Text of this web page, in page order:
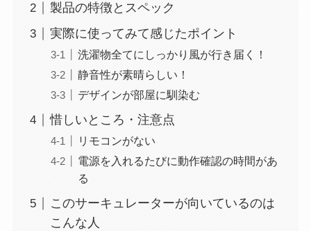
製品の特徴とスペック
実際に使ってみて感じたポイント
洗濯物全てにしっかり風が行き届く！
静音性が素晴らしい！
デザインが部屋に馴染む
惜しいところ・注意点
リモコンがない
電源を入れるたびに動作確認の時間があ
る
このサーキュレーターが向いているのは
こんな人